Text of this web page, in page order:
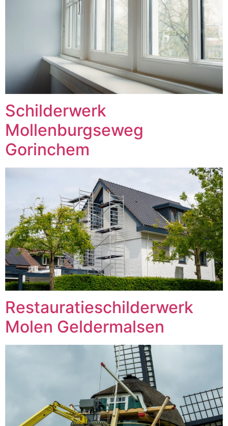
Schilderwerk
Mollenburgseweg
Gorinchem
Restauratieschilderwerk
Molen Geldermalsen